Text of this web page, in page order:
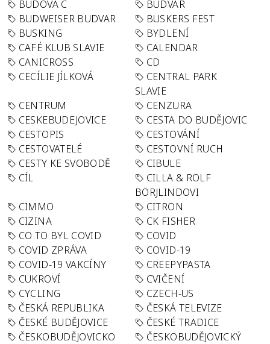
BUDOVA C
BUDVAR
BUDWEISER BUDVAR
BUSKERS FEST
BUSKING
BYDLENÍ
CAFÉ KLUB SLAVIE
CALENDAR
CANICROSS
CD
CECÍLIE JÍLKOVÁ
CENTRAL PARK
SLAVIE
CENTRUM
CENZURA
CESKEBUDEJOVICE
CESTA DO BUDĚJOVIC
CESTOPIS
CESTOVÁNÍ
CESTOVATELÉ
CESTOVNÍ RUCH
CESTY KE SVOBODĚ
CIBULE
CÍL
CILLA & ROLF
BÖRJLINDOVI
CIMMO
CITRON
CIZINA
CK FISHER
CO TO BYL COVID
COVID
COVID ZPRÁVA
COVID-19
COVID-19 VAKCÍNY
CREEPYPASTA
CUKROVÍ
CVIČENÍ
CYCLING
CZECH-US
ČESKÁ REPUBLIKA
ČESKÁ TELEVIZE
ČESKÉ BUDĚJOVICE
ČESKÉ TRADICE
ČESKOBUDĚJOVICKO
ČESKOBUDĚJOVICKÝ